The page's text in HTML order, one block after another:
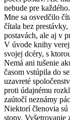
nebude pre každého.
Mne sa osvedčilo
čítala bez
postavách, ale aj v
V úvode knihy
svojej dcéry, s
Nemá ani tušenie
časom vstúpila do
uzavreté
proti údajnému
zaútočí neznámy
Niektorí členovia sú
stopy. Vyšetrovanie